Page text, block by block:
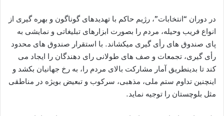
در دوران “انتخابات”، رژیم حاکم با تهديدهای گوناگون و بهره گيری از
انواع فریب وحیله، مردم را بصورت ابزارهای تبلیغاتی و نمایشی به
پای صندوق های رأی گيری ميکشاند. با استقرار صندوق های محدود
رأی گيری، تجمعات و صف های طولانی رای دهندگان را ایجاد می
کند تا بدينطريق آمار مشارکت بالای مردم را، به رخ جهانيان بکشد و
اينچنين تداوم ستم ملی، مذهبی، سرکوب و تبعیض بویژه در مناطقی
مثل بلوچستان را توجيه نمايد.